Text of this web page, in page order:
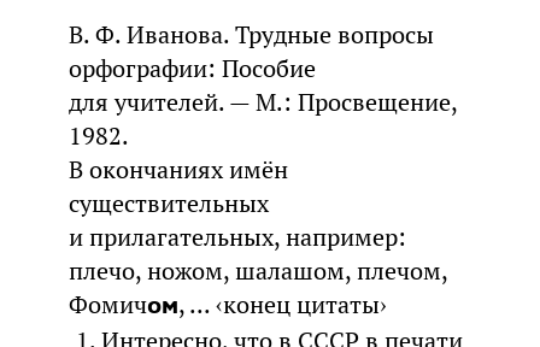
В. Ф. Иванова. Трудные вопросы
орфографии: Пособие
для учителей. — М.: Просвещение,
1982.
В окончаниях имён
существительных
и прилагательных, например:
плечо, ножом, шалашом, плечом,
Фомичом, ... ‹конец цитаты›